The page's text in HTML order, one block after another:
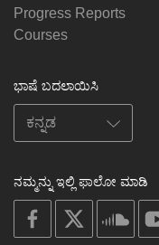
Progress Reports
Courses
ಭಾಷೆ ಬದಲಾಯಿಸಿ
ನಮ್ಮನ್ನು ಇಲ್ಲಿ ಫಾಲೋ ಮಾಡಿ
on
facebook